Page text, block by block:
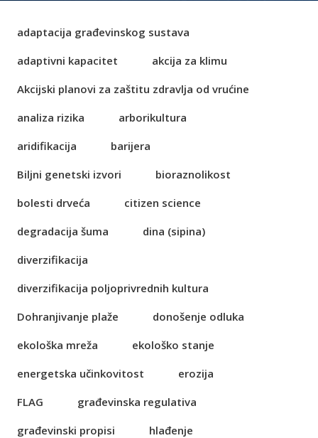
adaptacija građevinskog sustava
adaptivni kapacitet
akcija za klimu
Akcijski planovi za zaštitu zdravlja od vrućine
analiza rizika
arborikultura
aridifikacija
barijera
Biljni genetski izvori
bioraznolikost
bolesti drveća
citizen science
degradacija šuma
dina (sipina)
diverzifikacija
diverzifikacija poljoprivrednih kultura
Dohranjivanje plaže
donošenje odluka
ekološka mreža
ekološko stanje
energetska učinkovitost
erozija
FLAG
građevinska regulativa
građevinski propisi
hlađenje